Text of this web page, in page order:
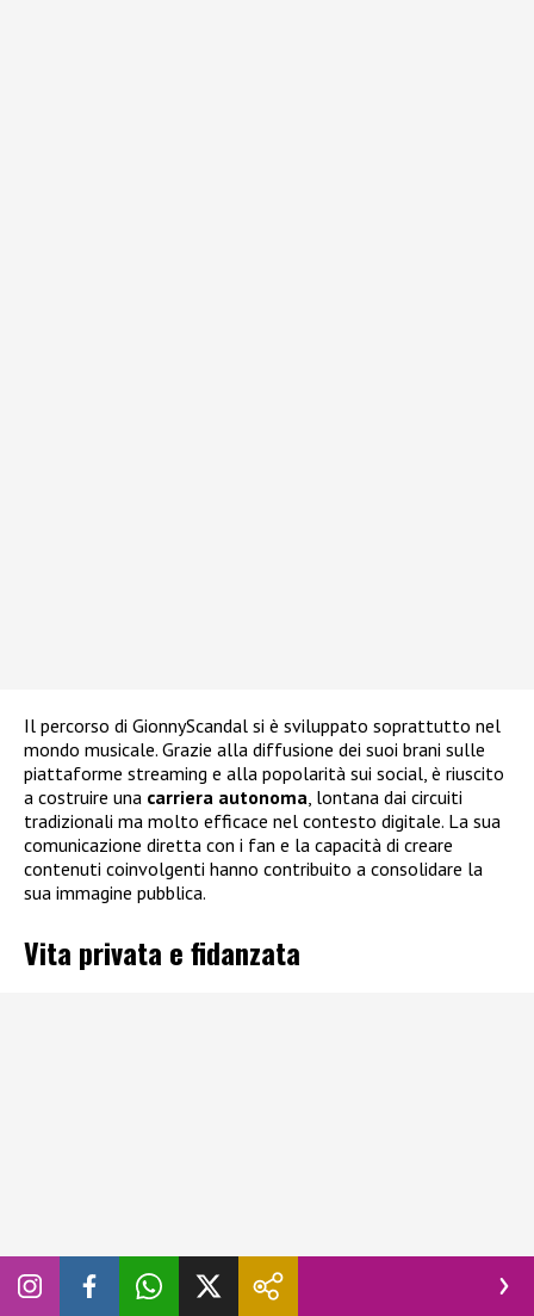
Il percorso di GionnyScandal si è sviluppato soprattutto nel
mondo musicale. Grazie alla diffusione dei suoi brani sulle
piattaforme streaming e alla popolarità sui social, è riuscito
a costruire una carriera autonoma , lontana dai circuiti
tradizionali ma molto efficace nel contesto digitale. La sua
comunicazione diretta con i fan e la capacità di creare
contenuti coinvolgenti hanno contribuito a consolidare la
sua immagine pubblica.
Vita privata e fidanzata